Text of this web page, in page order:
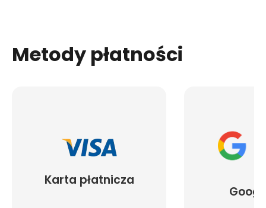
Metody płatności
Karta płatnicza